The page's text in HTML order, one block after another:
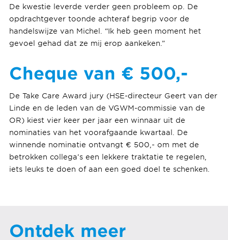
De kwestie leverde verder geen probleem op. De
opdrachtgever toonde achteraf begrip voor de
handelswijze van Michel. “Ik heb geen moment het
gevoel gehad dat ze mij erop aankeken.”
Cheque van € 500,-
De Take Care Award jury (HSE-directeur Geert van der
Linde en de leden van de VGWM-commissie van de
OR) kiest vier keer per jaar een winnaar uit de
nominaties van het voorafgaande kwartaal. De
winnende nominatie ontvangt € 500,- om met de
betrokken collega’s een lekkere traktatie te regelen,
iets leuks te doen of aan een goed doel te schenken.
Ontdek meer